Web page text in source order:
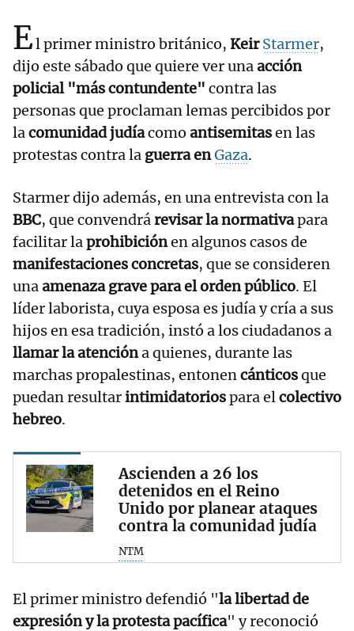
El primer ministro británico, KeirStarmer,
dijo este sábado que quiere ver unaacción
policial "más contundente" contra las
personas que proclaman lemas percibidos por
lacomunidad judíacomo antisemitasen las
protestas contra la guerra enGaza.
Starmer dijo además, en una entrevista con la
BBC, que convendrárevisar la normativapara
facilitar laprohibiciónen algunos casos de
manifestaciones concretas, que se consideren
unaamenaza grave para el orden público. El
líder laborista, cuya esposa es judía y cría a sus
hijos en esa tradición, instó a los ciudadanos a
llamar la atencióna quienes, durante las
marchas propalestinas, entonencánticosque
puedan resultarintimidatoriospara elcolectivo
hebreo.
Ascienden a 26 los
detenidos en el Reino
Unido por planear ataques
contra la comunidad judía
NTM
El primer ministro defendió "la libertad de
expresión y la protesta pacífica" y reconoció